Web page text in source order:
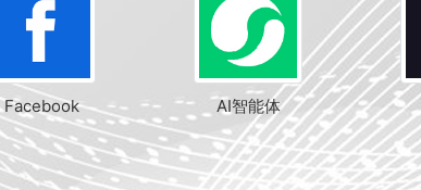
Facebook AI智能体